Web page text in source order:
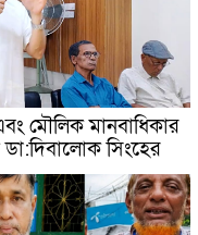
মৌলিক মানবাধিকার
সিংহের